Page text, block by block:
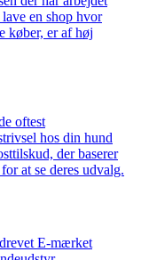
en shop hvor
køber, er af høj
oftest
hos din hund
der baserer
at se deres udvalg.
E-mærket